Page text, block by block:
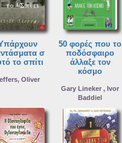
σ
το σπίτι
Oliver
50 φορές που το
ποδόσφαιρο
άλλαξε τον
κόσμο
Gary Lineker , Ivor
Baddiel